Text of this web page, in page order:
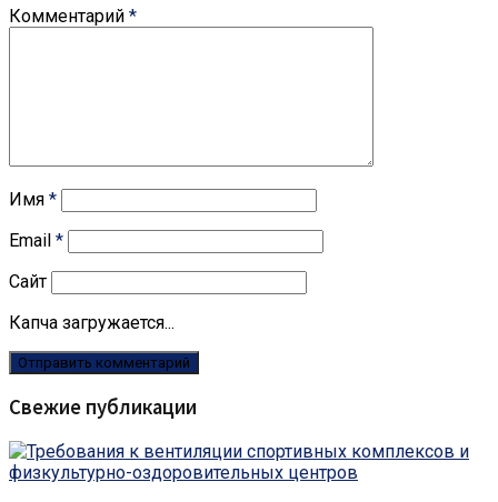
Комментарий *
Имя *
Email *
Сайт
Капча загружается...
Свежие публикации